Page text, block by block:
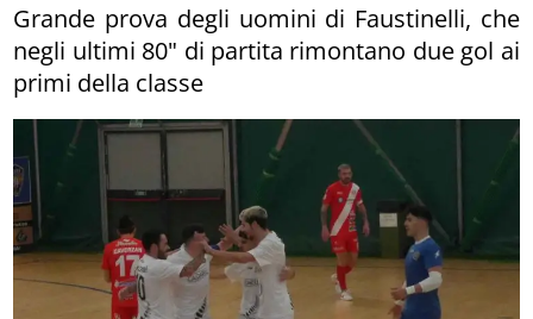
Grande prova degli uomini di Faustinelli, che
negli ultimi 80" di partita rimontano due gol ai
primi della classe